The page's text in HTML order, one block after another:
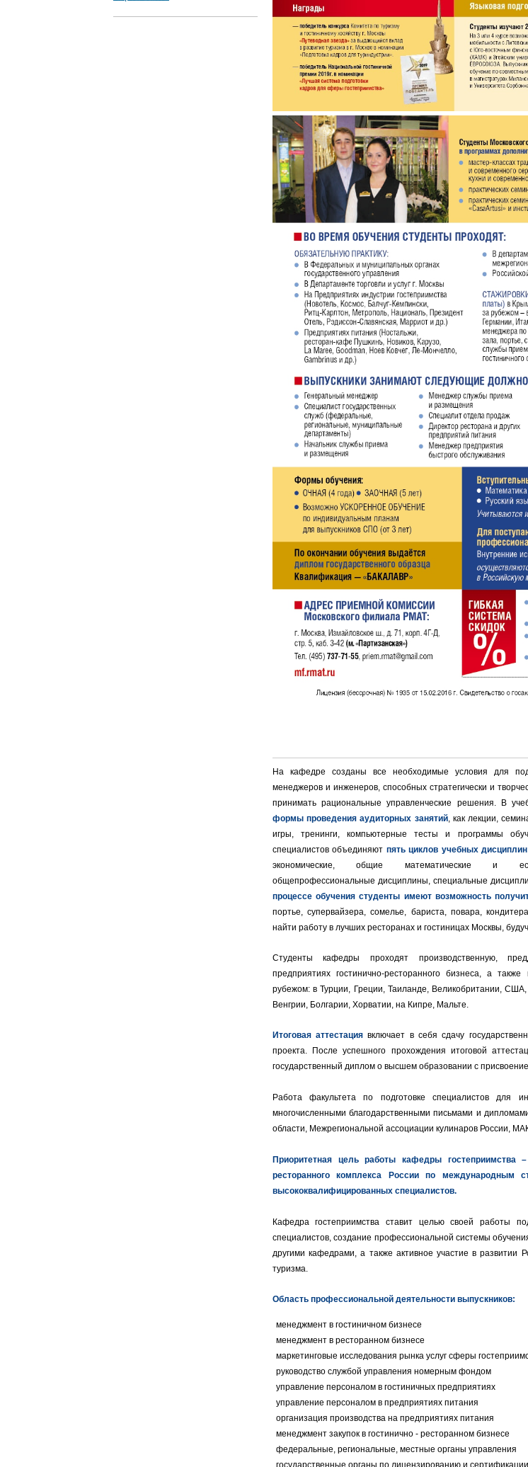
На кафедре созданы все необходимые условия для
менеджеров и инженеров, способных стратегически и
принимать рациональные управленческие решения. В
формы проведения аудиторных занятий, как лекции,
игры, тренинги, компьютерные тесты и программы
специалистов объединяют пять циклов учебных
экономические, общие математические и
общепрофессиональные дисциплины, специальные
процессе обучения студенты имеют возможность
портье, супервайзера, сомелье, бариста, повара,
найти работу в лучших ресторанах и гостиницах Москвы,
Студенты кафедры проходят производственную,
предприятиях гостинично-ресторанного бизнеса, а
рубежом: в Турции, Греции, Таиланде, Великобритании,
Венгрии, Болгарии, Хорватии, на Кипре, Мальте.
Итоговая аттестация включает в себя сдачу
проекта. После успешного прохождения итоговой
государственный диплом о высшем образовании с
Работа факультета по подготовке специалистов для
многочисленными благодарственными письмами и
области, Межрегиональной ассоциации кулинаров России,
Приоритетная цель работы кафедры гостеприимства
ресторанного комплекса России по международным
высококвалифицированных специалистов.
Кафедра гостеприимства ставит целью своей работы
специалистов, создание профессиональной системы
другими кафедрами, а также активное участие в развитии
туризма.
Область профессиональной деятельности выпускников:
менеджмент в гостиничном бизнесе
менеджмент в ресторанном бизнесе
маркетинговые исследования рынка услуг сферы
руководство службой управления номерным фондом
управление персоналом в гостиничных предприятиях
управление персоналом в предприятиях питания
организация производства на предприятиях питания
менеджмент закупок в гостинично - ресторанном бизнесе
федеральные, региональные, местные органы управления
государственные органы по лицензированию и сертификации